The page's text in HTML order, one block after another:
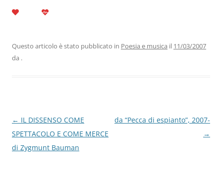
b dI A a vi
Questo articolo è stato pubblicato in Poesia e musica il 11/03/2007
da .
Navigazione
articolo
← IL DISSENSO COME
SPETTACOLO E COME MERCE
di Zygmunt Bauman
da “Pecca di espianto”, 2007-
→